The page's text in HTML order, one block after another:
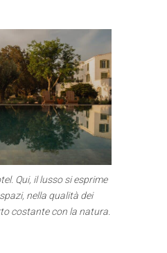
Qui, il lusso si esprime
nella qualità dei
costante con la natura.